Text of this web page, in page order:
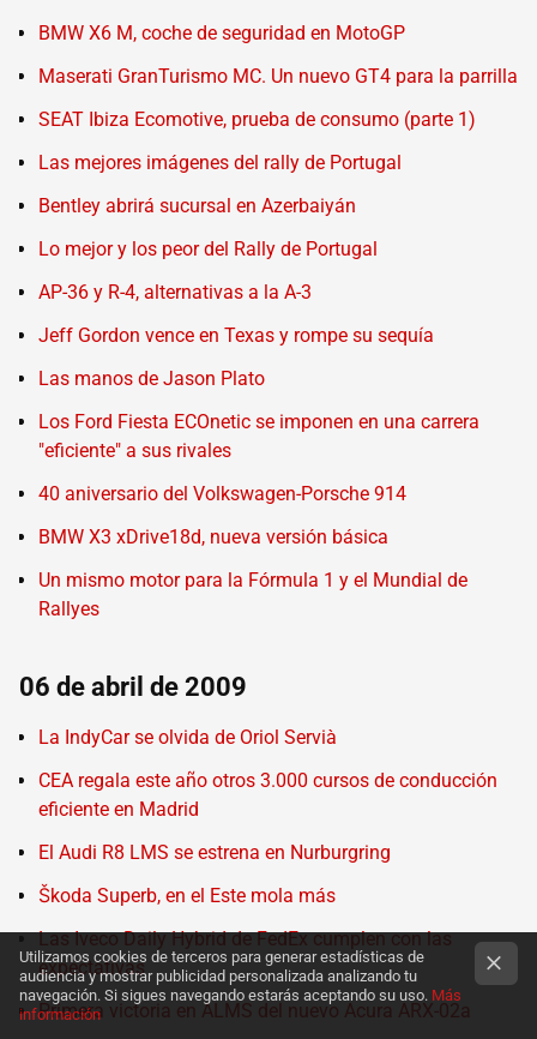
BMW X6 M, coche de seguridad en MotoGP
Maserati GranTurismo MC. Un nuevo GT4 para la parrilla
SEAT Ibiza Ecomotive, prueba de consumo (parte 1)
Las mejores imágenes del rally de Portugal
Bentley abrirá sucursal en Azerbaiyán
Lo mejor y los peor del Rally de Portugal
AP-36 y R-4, alternativas a la A-3
Jeff Gordon vence en Texas y rompe su sequía
Las manos de Jason Plato
Los Ford Fiesta ECOnetic se imponen en una carrera
"eficiente" a sus rivales
40 aniversario del Volkswagen-Porsche 914
BMW X3 xDrive18d, nueva versión básica
Un mismo motor para la Fórmula 1 y el Mundial de
Rallyes
06 de abril de 2009
La IndyCar se olvida de Oriol Servià
CEA regala este año otros 3.000 cursos de conducción
eficiente en Madrid
El Audi R8 LMS se estrena en Nurburgring
Škoda Superb, en el Este mola más
Las Iveco Daily Hybrid de FedEx cumplen con las
expectativas
Primera victoria en ALMS del nuevo Acura ARX-02a
Utilizamos cookies de terceros para generar estadísticas de
audiencia y mostrar publicidad personalizada analizando tu
navegación. Si sigues navegando estarás aceptando su uso. Más
información